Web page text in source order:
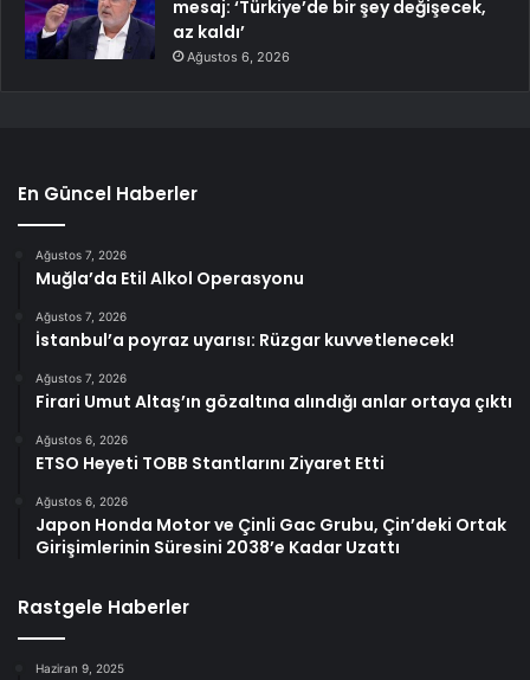
mesaj: ‘Türkiye’de bir şey değişecek,
az kaldı’
Ağustos 6, 2026
En Güncel Haberler
Ağustos 7, 2026
Muğla’da Etil Alkol Operasyonu
Ağustos 7, 2026
İstanbul’a poyraz uyarısı: Rüzgar kuvvetlenecek!
Ağustos 7, 2026
Firari Umut Altaş’ın gözaltına alındığı anlar ortaya çıktı
Ağustos 6, 2026
ETSO Heyeti TOBB Stantlarını Ziyaret Etti
Ağustos 6, 2026
Japon Honda Motor ve Çinli Gac Grubu, Çin’deki Ortak
Girişimlerinin Süresini 2038’e Kadar Uzattı
Rastgele Haberler
Haziran 9, 2025